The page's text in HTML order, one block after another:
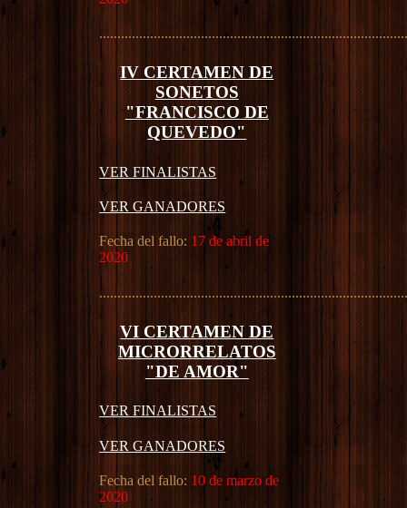
IV CERTAMEN DE
SONETOS
"FRANCISCO DE
QUEVEDO"
VER FINALISTAS
VER GANADORES
Fecha del fallo: 17 de abril de
2020
VI CERTAMEN DE
MICRORRELATOS
"DE AMOR"
VER FINALISTAS
VER GANADORES
Fecha del fallo: 10 de marzo de
2020